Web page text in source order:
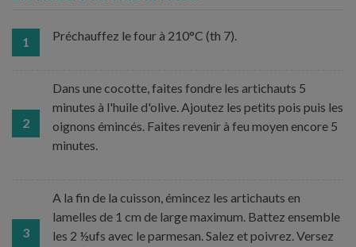
1 Préchauffez le four à 210°C (th 7).
2
Dans une cocotte, faites fondre les artichauts 5
minutes à l'huile d'olive. Ajoutez les petits pois puis les
oignons émincés. Faites revenir à feu moyen encore 5
minutes.
3
A la fin de la cuisson, émincez les artichauts en
lamelles de 1 cm de large maximum. Battez ensemble
les 2 ½ufs avec le parmesan. Salez et poivrez. Versez